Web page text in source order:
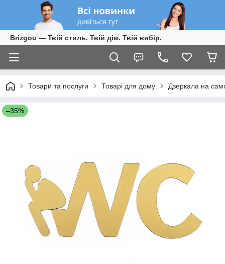
Brizgou — Твій стиль. Твій дім. Твій вибір.
Товари та послуги Товарі для дому Дзеркала на
–35%